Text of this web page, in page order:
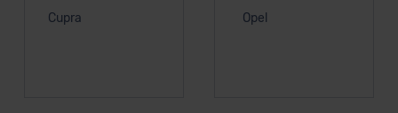
Cupra Opel